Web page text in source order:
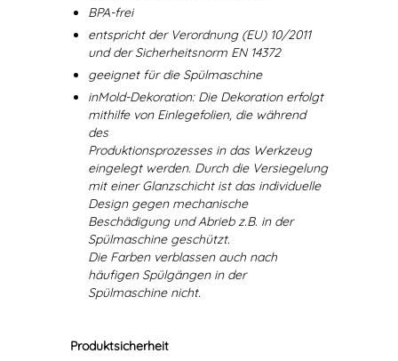
BPA-frei
entspricht der Verordnung (EU) 10/2011
und der Sicherheitsnorm EN 14372
geeignet für die Spülmaschine
inMold-Dekoration: Die Dekoration erfolgt
mithilfe von Einlegefolien, die während
des
Produktionsprozesses in das Werkzeug
eingelegt werden. Durch die Versiegelung
mit einer Glanzschicht ist das individuelle
Design gegen mechanische
Beschädigung und Abrieb z.B. in der
Spülmaschine geschützt.
Die Farben verblassen auch nach
häufigen Spülgängen in der
Spülmaschine nicht.
Produktsicherheit